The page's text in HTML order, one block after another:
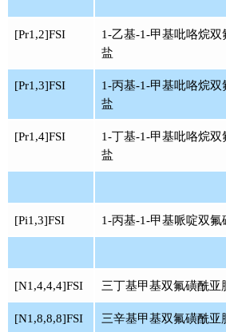
[Pr1,2]FSI
1-乙基-1-甲基吡咯烷双
盐
[Pr1,3]FSI
1-丙基-1-甲基吡咯烷双
盐
[Pr1,4]FSI
1-丁基-1-甲基吡咯烷双
盐
[Pi1,3]FSI 1-丙基-1-甲基哌啶双氟
[N1,4,4,4]FSI 三丁基甲基双氟磺酰亚
[N1,8,8,8]FSI 三辛基甲基双氟磺酰亚